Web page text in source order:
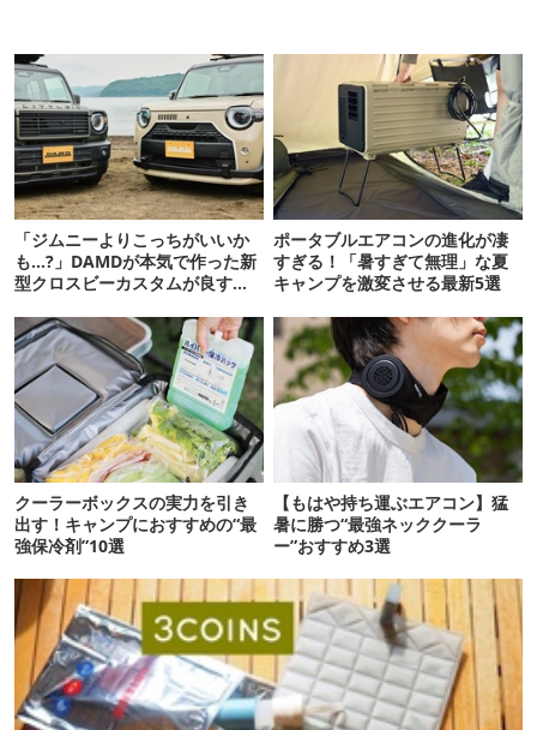
「ジムニーよりこっちがいいか
も…?」DAMDが本気で作った新
型クロスビーカスタムが良すぎ
ポータブルエアコンの進化が凄
すぎる！「暑すぎて無理」な夏
キャンプを激変させる最新5選
クーラーボックスの実力を引き
出す！キャンプにおすすめの“最
強保冷剤”10選
【もはや持ち運ぶエアコン】猛
暑に勝つ“最強ネッククーラ
ー”おすすめ3選